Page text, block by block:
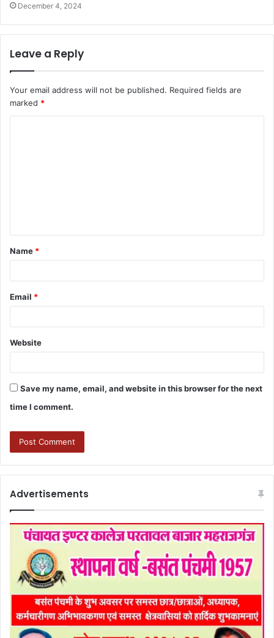
December 4, 2024
Leave a Reply
Your email address will not be published. Required fields are
marked *
Name *
Email *
Website
Save my name, email, and website in this browser for the next
time I comment.
Advertisements